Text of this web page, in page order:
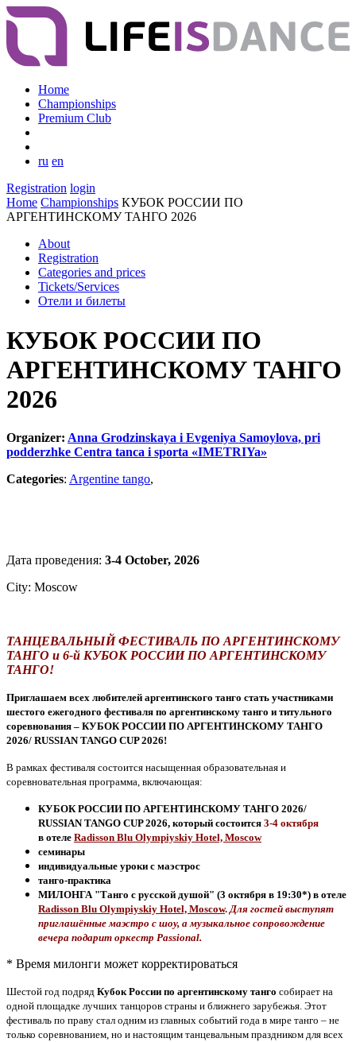
Home
Championships
Premium Club
ru en
Registration login
Home Championships КУБОК РОССИИ ПО
АРГЕНТИНСКОМУ ТАНГО 2026
About
Registration
Categories and prices
Tickets/Services
Отели и билеты
КУБОК РОССИИ ПО
АРГЕНТИНСКОМУ ТАНГО
2026
Organizer: Anna Grodzinskaya i Evgeniya Samoylova, pri
podderzhke Centra tanca i sporta «IMETRIYa»
Categories: Argentine tango,
Дата проведения: 3-4 October, 2026
City: Moscow
ТАНЦЕВАЛЬНЫЙ ФЕСТИВАЛЬ ПО АРГЕНТИНСКОМУ
ТАНГО и 6-й КУБОК РОССИИ ПО АРГЕНТИНСКОМУ
ТАНГО!
Приглашаем всех любителей аргентинского танго стать участниками
шестого ежегодного фестиваля по аргентинскому танго и титульного
соревнования – КУБОК РОССИИ ПО АРГЕНТИНСКОМУ ТАНГО
2026/ RUSSIAN TANGO CUP 2026!
В рамках фестиваля состоится насыщенная образовательная и
соревновательная программа, включающая:
КУБОК РОССИИ ПО АРГЕНТИНСКОМУ ТАНГО 2026/
RUSSIAN TANGO CUP 2026, который состоится 3-4 октября
в отеле Radisson Blu Olympiyskiy Hotel, Moscow
семинары
индивидуальные уроки с маэстрос
танго-практика
МИЛОНГА "Танго с русской душой" (3 октября в 19:30*) в отеле
Radisson Blu Olympiyskiy Hotel, Moscow.Для гостей выступят
приглашённые маэстро с шоу, а музыкальное сопровождение
вечера подарит оркестр Passional.
* Время милонги может корректироваться
Шестой год подряд Кубок России по аргентинскому танго собирает на
одной площадке лучших танцоров страны и ближнего зарубежья. Этот
фестиваль по праву стал одним из главных событий года в мире танго – не
только соревнованием, но и настоящим танцевальным праздником для всех